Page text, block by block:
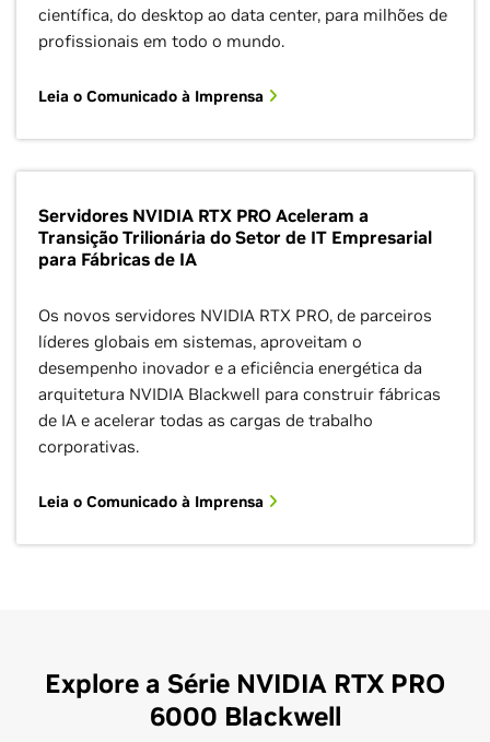
científica, do desktop ao data center, para milhões de
profissionais em todo o mundo.
Leia o Comunicado à Imprensa
Servidores NVIDIA RTX PRO Aceleram a
Transição Trilionária do Setor de IT Empresarial
para Fábricas de IA
Os novos servidores NVIDIA RTX PRO, de parceiros
líderes globais em sistemas, aproveitam o
desempenho inovador e a eficiência energética da
arquitetura NVIDIA Blackwell para construir fábricas
de IA e acelerar todas as cargas de trabalho
corporativas.
Leia o Comunicado à Imprensa
Explore a Série NVIDIA RTX PRO
6000 Blackwell